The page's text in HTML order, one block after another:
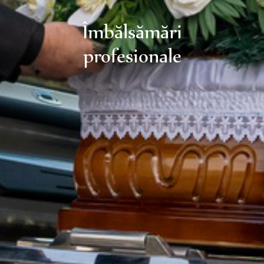
Îmbălsămări
profesionale